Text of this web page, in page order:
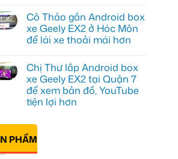
Youtube
xe
Geely
EX2
tại
Vấp
để
xem
YouTube
và
dẫn
bình
luận
ở
Anh
Android
box
xe
Geely
EX2
tại
để
nâng
cao
trải
Cô Thảo gắn Android box
xe Geely EX2 ở Hóc Môn
để lái xe thoải mái hơn
bình
luận
ở
Cô
Thảo
gắn
box
Geely
EX2
ở
Chị Thư lắp Android box
xe Geely EX2 tại Quận 7
để xem bản đồ, YouTube
tiện lợi hơn
có
luận
ở
Chị
PHẨM